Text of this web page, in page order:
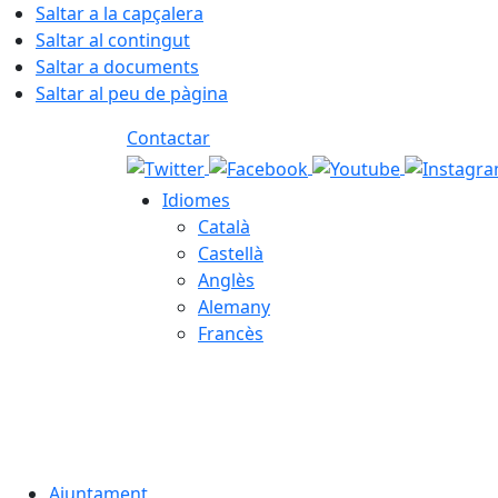
Saltar a la capçalera
Saltar al contingut
Saltar a documents
Saltar al peu de pàgina
Contactar
Idiomes
Català
Castellà
Anglès
Alemany
Francès